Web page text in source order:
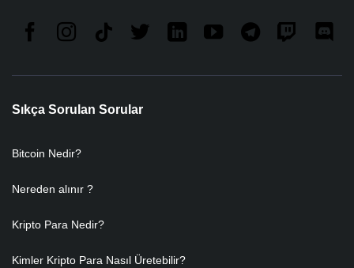
Sıkça Sorulan Sorular
Bitcoin Nedir?
Nereden alınır ?
Kripto Para Nedir?
Kimler Kripto Para Nasıl Üretebilir?